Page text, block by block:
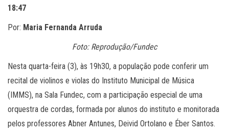
18:47
Por: Maria Fernanda Arruda
Foto: Reprodução/Fundec
Nesta quarta-feira (3), às 19h30, a população pode conferir um
recital de violinos e violas do Instituto Municipal de Música
(IMMS), na Sala Fundec, com a participação especial de uma
orquestra de cordas, formada por alunos do instituto e monitorada
pelos professores Abner Antunes, Deivid Ortolano e Éber Santos.